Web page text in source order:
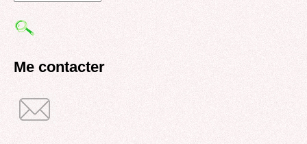
de
recherche
Me contacter